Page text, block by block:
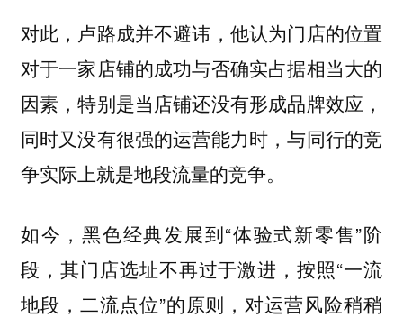
对此，卢路成并不避讳，他认为门店的位置
对于一家店铺的成功与否确实占据相当大的
因素，特别是当店铺还没有形成品牌效应，
同时又没有很强的运营能力时，与同行的竞
争实际上就是地段流量的竞争。
如今，黑色经典发展到“体验式新零售”阶
段，其门店选址不再过于激进，按照“一流
地段，二流点位”的原则，对运营风险稍稍